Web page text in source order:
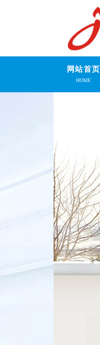
网站首页
HOME